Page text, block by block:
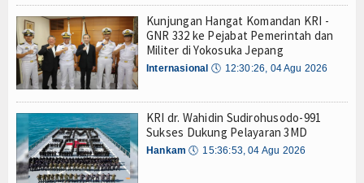
Kunjungan Hangat Komandan KRI -
GNR 332 ke Pejabat Pemerintah dan
Militer di Yokosuka Jepang
Internasional 🕔 12:30:26, 04 Agu 2026
KRI dr. Wahidin Sudirohusodo-991
Sukses Dukung Pelayaran 3MD
Hankam 🕔 15:36:53, 04 Agu 2026